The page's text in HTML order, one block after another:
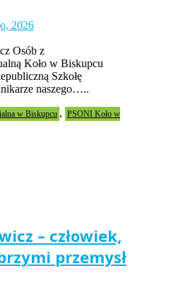
2026
Osób z
Koło w Biskupcu
Szkołę
naszego…..
w Biskupcu , PSONI Koło w
– człowiek,
przemysł